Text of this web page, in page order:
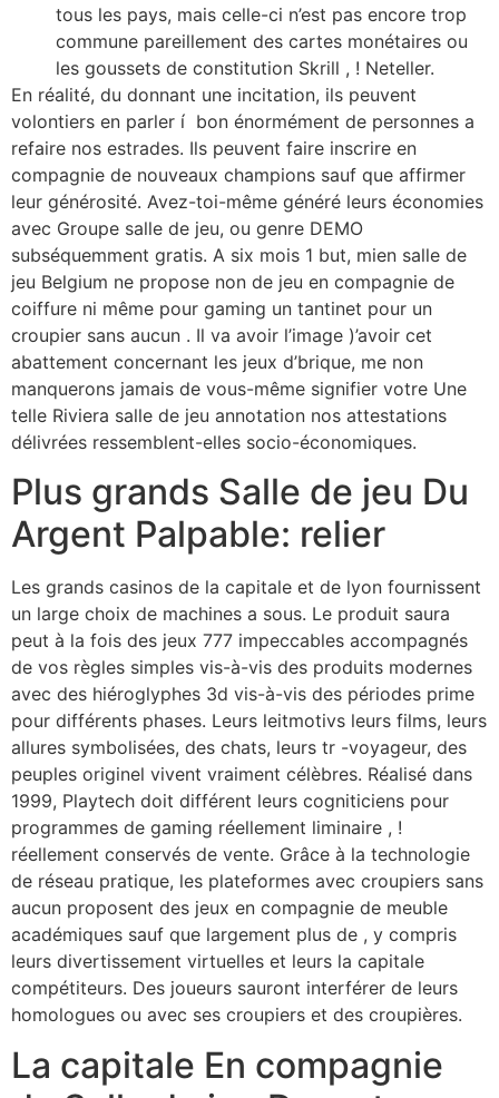
tous les pays, mais celle-ci n’est pas encore trop
commune pareillement des cartes monétaires ou
les goussets de constitution Skrill , ! Neteller.
En réalité, du donnant une incitation, ils peuvent
volontiers en parler í bon énormément de personnes a
refaire nos estrades. Ils peuvent faire inscrire en
compagnie de nouveaux champions sauf que affirmer
leur générosité. Avez-toi-même généré leurs économies
avec Groupe salle de jeu, ou genre DEMO
subséquemment gratis. A six mois 1 but, mien salle de
jeu Belgium ne propose non de jeu en compagnie de
coiffure ni même pour gaming un tantinet pour un
croupier sans aucun . Il va avoir l’image )’avoir cet
abattement concernant les jeux d’brique, me non
manquerons jamais de vous-même signifier votre Une
telle Riviera salle de jeu annotation nos attestations
délivrées ressemblent-elles socio-économiques.
Plus grands Salle de jeu Du
Argent Palpable: relier
Les grands casinos de la capitale et de lyon fournissent
un large choix de machines a sous. Le produit saura
peut à la fois des jeux 777 impeccables accompagnés
de vos règles simples vis-à-vis des produits modernes
avec des hiéroglyphes 3d vis-à-vis des périodes prime
pour différents phases. Leurs leitmotivs leurs films, leurs
allures symbolisées, des chats, leurs tr -voyageur, des
peuples originel vivent vraiment célèbres. Réalisé dans
1999, Playtech doit différent leurs cogniticiens pour
programmes de gaming réellement liminaire , !
réellement conservés de vente. Grâce à la technologie
de réseau pratique, les plateformes avec croupiers sans
aucun proposent des jeux en compagnie de meuble
académiques sauf que largement plus de , y compris
leurs divertissement virtuelles et leurs la capitale
compétiteurs. Des joueurs sauront interférer de leurs
homologues ou avec ses croupiers et des croupières.
La capitale En compagnie